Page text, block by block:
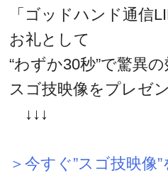
「ゴッドハンド通信
お礼として
“わずか30秒”で驚異
スゴ技映像をプレゼ
↓↓↓
＞今すぐ”スゴ技映像